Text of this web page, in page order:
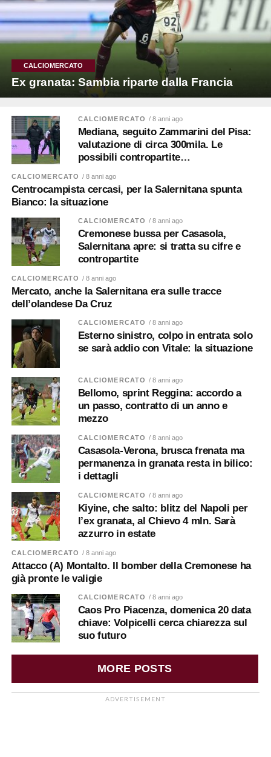
CALCIOMERCATO
Ex granata: Sambia riparte dalla Francia
CALCIOMERCATO / 8 anni ago
Mediana, seguito Zammarini del Pisa:
valutazione di circa 300mila. Le
possibili contropartite…
CALCIOMERCATO / 8 anni ago
Centrocampista cercasi, per la Salernitana spunta
Bianco: la situazione
CALCIOMERCATO / 8 anni ago
Cremonese bussa per Casasola,
Salernitana apre: si tratta su cifre e
contropartite
CALCIOMERCATO / 8 anni ago
Mercato, anche la Salernitana era sulle tracce
dell’olandese Da Cruz
CALCIOMERCATO / 8 anni ago
Esterno sinistro, colpo in entrata solo
se sarà addio con Vitale: la situazione
CALCIOMERCATO / 8 anni ago
Bellomo, sprint Reggina: accordo a
un passo, contratto di un anno e
mezzo
CALCIOMERCATO / 8 anni ago
Casasola-Verona, brusca frenata ma
permanenza in granata resta in bilico:
i dettagli
CALCIOMERCATO / 8 anni ago
Kiyine, che salto: blitz del Napoli per
l’ex granata, al Chievo 4 mln. Sarà
azzurro in estate
CALCIOMERCATO / 8 anni ago
Attacco (A) Montalto. Il bomber della Cremonese ha
già pronte le valigie
CALCIOMERCATO / 8 anni ago
Caos Pro Piacenza, domenica 20 data
chiave: Volpicelli cerca chiarezza sul
suo futuro
MORE POSTS
ADVERTISEMENT